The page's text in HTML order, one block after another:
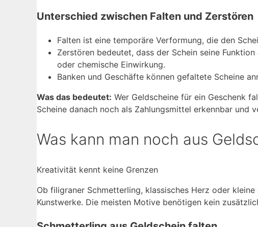
Unterschied zwischen Falten und Zerstören
Falten ist eine temporäre Verformung, die den
Zerstören bedeutet, dass der Schein seine
oder chemische Einwirkung.
Banken und Geschäfte können gefaltete Scheine
Was das bedeutet: Wer Geldscheine für ein Geschenk
Scheine danach noch als Zahlungsmittel erkennbar und
Was kann man noch aus
Kreativität kennt keine Grenzen
Ob filigraner Schmetterling, klassisches Herz oder
Kunstwerke. Die meisten Motive benötigen kein